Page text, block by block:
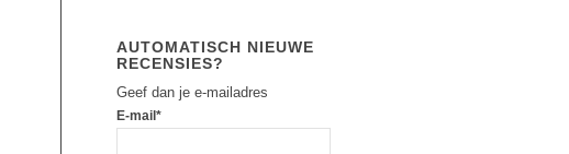
AUTOMATISCH NIEUWE
RECENSIES?
Geef dan je e-mailadres
E-mail*